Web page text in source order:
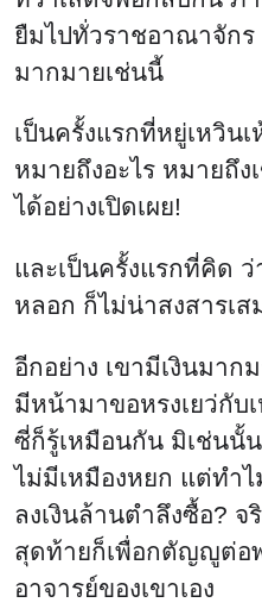
ยืมไปทั่วราชอาณาจักร
มากมายเช่นนี้
เป็นครั้งแรกที่หยู่เหวินเ
หมายถึงอะไร หมายถึง
ได้อย่างเปิดเผย!
และเป็นครั้งแรกที่คิด
หลอก ก็ไม่น่าสงสารเส
อีกอย่าง เขามีเงินมาก
มีหน้ามาขอหรงเยว่กับ
ซี่ก็รู้เหมือนกัน มิเช่นนั้
ไม่มีเหมืองหยก แต่ทำ
ลงเงินล้านตำลึงซื้อ? จ
สุดท้ายก็เพื่อกตัญญูต่อ
อาจารย์ของเขาเอง